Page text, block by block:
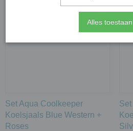
Set Aqua Coolkeeper
Koelsjaals Blue Western +
Roses
Alles toestaan